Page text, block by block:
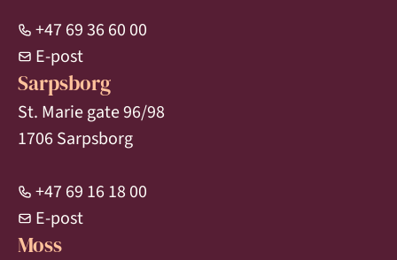
+47 69 36 60 00
E-post
Sarpsborg
St. Marie gate 96/98
1706 Sarpsborg
+47 69 16 18 00
E-post
Moss